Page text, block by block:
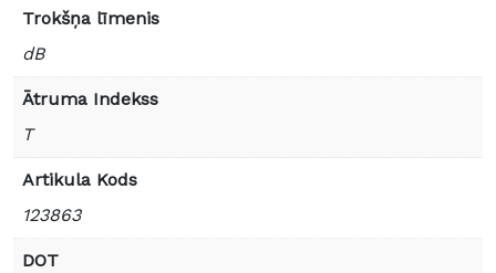
Trokšņa līmenis
dB
Ātruma Indekss
T
Artikula Kods
123863
DOT